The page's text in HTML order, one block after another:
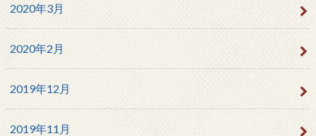
2020年3月
2020年2月
2019年12月
2019年11月